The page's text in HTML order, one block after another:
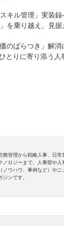
キル管理」実装
を乗り越え、見
のばらつき」解
とりに寄り添う人
務管理から戦略人事、日
ノロジーまで、人事部や
（ノウハウ、事例など）や
ジンです。